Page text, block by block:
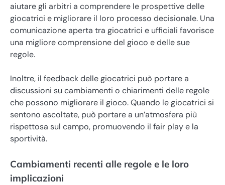
aiutare gli arbitri a comprendere le prospettive delle
giocatrici e migliorare il loro processo decisionale. Una
comunicazione aperta tra giocatrici e ufficiali favorisce
una migliore comprensione del gioco e delle sue
regole.
Inoltre, il feedback delle giocatrici può portare a
discussioni su cambiamenti o chiarimenti delle regole
che possono migliorare il gioco. Quando le giocatrici si
sentono ascoltate, può portare a un’atmosfera più
rispettosa sul campo, promuovendo il fair play e la
sportività.
Cambiamenti recenti alle regole e le loro
implicazioni